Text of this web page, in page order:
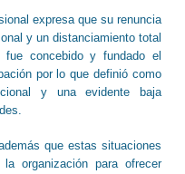
expresa que su renuncia
y un distanciamiento total
concebido y fundado el
por lo que definió como
y una evidente baja
que estas situaciones
organización para ofrecer